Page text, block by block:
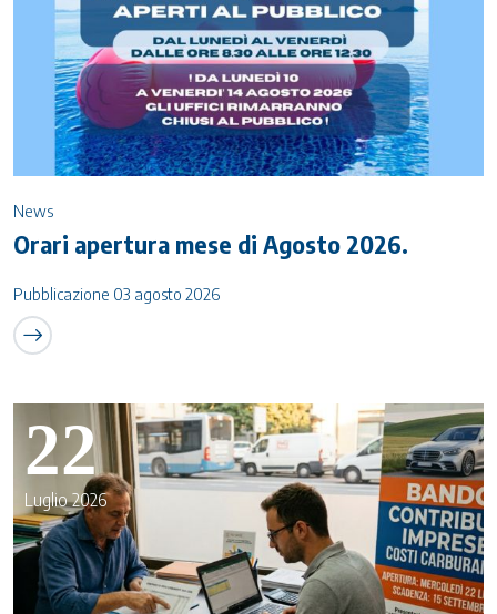
News
Orari apertura mese di Agosto 2026.
Pubblicazione 03 agosto 2026
22
Luglio 2026